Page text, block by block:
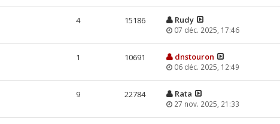
4 15186 Rudy
07 déc. 2025, 17:46
1 10691 dnstouron
06 déc. 2025, 12:49
9 22784 Rata
27 nov. 2025, 21:33